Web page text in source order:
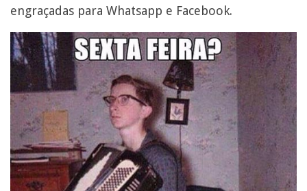
engraçadas para Whatsapp e Facebook.